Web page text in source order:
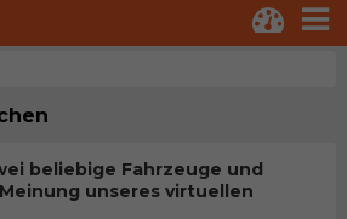
beliebige Fahrzeuge und
unseres virtuellen